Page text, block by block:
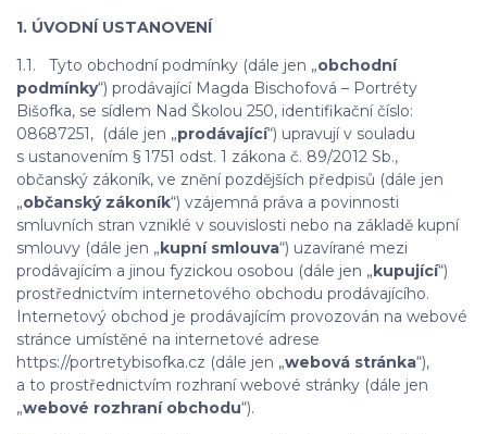
1. ÚVODNÍ USTANOVENÍ
1.1. Tyto obchodní podmínky (dále jen „obchodní
podmínky“) prodávající Magda Bischofová – Portréty
Bišofka, se sídlem Nad Školou 250, identifikační číslo:
08687251, (dále jen „prodávající“) upravují v souladu
s ustanovením § 1751 odst. 1 zákona č. 89/2012 Sb.,
občanský zákoník, ve znění pozdějších předpisů (dále jen
„občanský zákoník“) vzájemná práva a povinnosti
smluvních stran vzniklé v souvislosti nebo na základě kupní
smlouvy (dále jen „kupní smlouva“) uzavírané mezi
prodávajícím a jinou fyzickou osobou (dále jen „kupující“)
prostřednictvím internetového obchodu prodávajícího.
Internetový obchod je prodávajícím provozován na webové
stránce umístěné na internetové adrese
https://portretybisofka.cz (dále jen „webová stránka“),
a to prostřednictvím rozhraní webové stránky (dále jen
„webové rozhraní obchodu“).